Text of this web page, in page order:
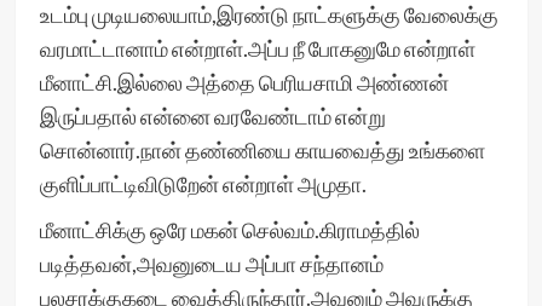
உடம்பு முடியலையாம்,இரண்டு நாட்களுக்கு வேலைக்கு
வரமாட்டானாம் என்றாள்.அப்ப நீ போகனுமே என்றாள்
மீனாட்சி.இல்லை அத்தை பெரியசாமி அண்ணன்
இருப்பதால் என்னை வரவேண்டாம் என்று
சொன்னார்.நான் தண்ணியை காயவைத்து உங்களை
குளிப்பாட்டிவிடுறேன் என்றாள் அமுதா.
மீனாட்சிக்கு ஒரே மகன் செல்வம்.கிராமத்தில்
படித்தவன்,அவனுடைய அப்பா சந்தானம்
பலசரக்குகடை வைத்திருந்தார்.அவனும் அவருக்கு